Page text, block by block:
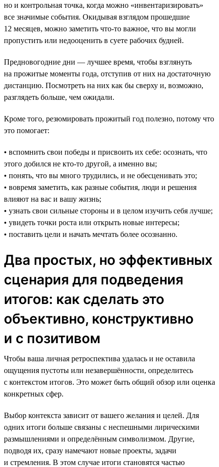
но и контрольная точка, когда можно «инвентаризировать»
все значимые события. Окидывая взглядом прошедшие
12 месяцев, можно заметить что-то важное, что вы могли
пропустить или недооценить в суете рабочих будней.
Предновогодние дни — лучшее время, чтобы взглянуть
на прожитые моменты года, отступив от них на достаточную
дистанцию. Посмотреть на них как бы сверху и, возможно,
разглядеть больше, чем ожидали.
Кроме того, резюмировать прожитый год полезно, потому что
это помогает:
• вспомнить свои победы и присвоить их себе: осознать, что
этого добился не кто-то другой, а именно вы;
• понять, что вы много трудились, и не обесценивать это;
• вовремя заметить, как разные события, люди и решения
влияют на вас и вашу жизнь;
• узнать свои сильные стороны и в целом изучить себя лучше;
• увидеть точки роста или открыть новые интересы;
• поставить цели и начать мечтать более осознанно.
Два простых, но эффективных
сценария для подведения
итогов: как сделать это
объективно, конструктивно
и с позитивом
Чтобы ваша личная ретроспектива удалась и не оставила
ощущения пустоты или незавершённости, определитесь
с контекстом итогов. Это может быть общий обзор или оценка
конкретных сфер.
Выбор контекста зависит от вашего желания и целей. Для
одних итоги больше связаны с неспешными лирическими
размышлениями и определённым символизмом. Другие,
подводя их, сразу намечают новые проекты, задачи
и стремления. В этом случае итоги становятся частью